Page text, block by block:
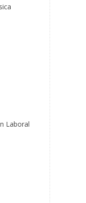
Laboral